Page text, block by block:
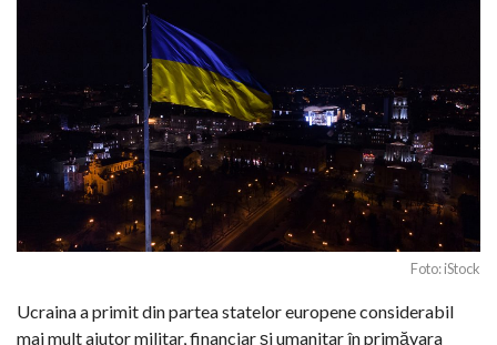
Foto: iStock
Ucraina a primit din partea statelor europene considerabil
mai mult ajutor militar, financiar și umanitar în primăvara